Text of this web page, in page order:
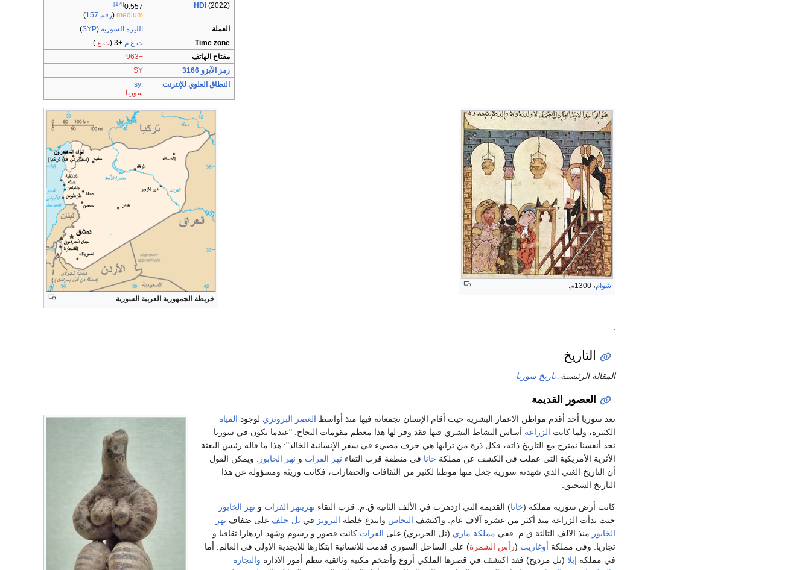
HDI (2022)
0.557
[14]
medium
(رقم 157
)
العملة
الليرة السورية (
SYP
)
Time zone
ت.ع.م.+3
(ت.ع.)
مفتاح الهاتف
+963
رمز الآيزو 3166
SY
النطاق العلوي للإنترنت
.sy
سوريا.
خريطة الجمهورية العربية السورية
شوام، 1300م.
التاريخ
المقالة الرئيسية:تاريخ سوريا
العصور القديمة
تعد سوريا أحد أقدم مواطن الاعمار البشرية حيث أقام الإنسان تجمعاته فيها منذ أواسط العصر البرونزي لوجود المياه
الكثيرة، ولما كانت الزراعة أساس النشاط البشري فيها فقد وفر لها هذا معظم مقومات النجاح. "عندما نكون في سوريا
نجد أنفسنا نمتزج مع التاريخ ذاته، فكل ذرة من ترابها هي حرف مضيء في سفر الإنسانية الخالد": هذا ما قاله رئيس البعثة
الأثرية الأمريكية التي عملت في الكشف عن مملكة خانا في منطقة قرب التقاء نهر الفرات و نهر الخابور
. ويمكن القول
أن التاريخ الغني الذي شهدته سورية جعل منها موطنا لكثير من الثقافات والحضارات، فكانت وريثة ومسؤولة عن هذا
التاريخ السحيق.
كانت أرض سورية مملكة (خانا) القديمة التي ازدهرت في الألف الثانية ق.م. قرب التقاء نهرينهر الفرات و نهر الخابور
حيث بدأت الزراعة منذ أكثر من عشرة آلاف عام. واكتشف النحاس وابتدع خلطة البرونز في تل حلف على ضفاف نهر
الخابور منذ الالف الثالثة ق.م. ففي مملكة ماري (تل الحريري) على الفرات كانت قصور و رسوم وشهد ازدهارا ثقافيا و
تجاريا. وفي مملكة أوغاريت (رأس الشمرة) على الساحل السوري قدمت للانسانية ابتكارها للابجدية الاولى في العالم. أما
في مملكة إبلا (تل مرديخ) فقد اكتشف في قصرها الملكي أروع وأضخم مكتبة وثائقية تنظم أمور الادارة والتجارة